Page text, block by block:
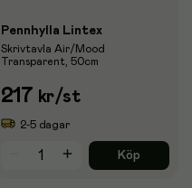
Pennhylla Lintex
Skrivtavla Air/Mood
Transparent, 50cm
217 kr/st
2-5 dagar
Köp